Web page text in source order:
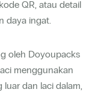
QR, atau detail
daya ingat.
oleh Doyoupacks
menggunakan
dan laci dalam,